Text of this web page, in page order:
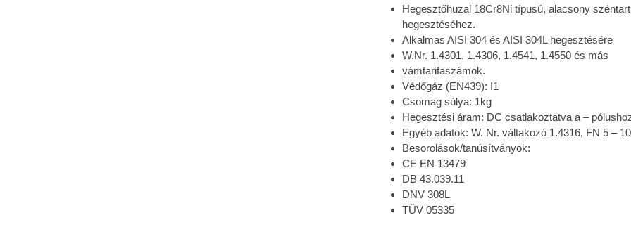
Hegesztőhuzal 18Cr8Ni típusú, alacsony
hegesztéséhez.
Alkalmas AISI 304 és AISI 304L hegesztésére
W.Nr. 1.4301, 1.4306, 1.4541, 1.4550 és más
vámtarifaszámok.
Védőgáz (EN439): I1
Csomag súlya: 1kg
Hegesztési áram: DC csatlakoztatva a –
Egyéb adatok: W. Nr. váltakozó 1.4316, FN 5 – 10
Besorolások/tanúsítványok:
CE EN 13479
DB 43.039.11
DNV 308L
TÜV 05335